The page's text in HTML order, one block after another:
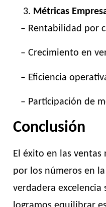
Métricas
– Rentabilidad por
– Crecimiento en
– Eficiencia
– Participación de
Conclusión
El éxito en las
por los números en
verdadera excelencia